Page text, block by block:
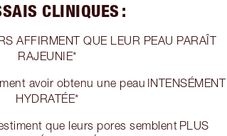
CLINIQUES :
AFFIRMENT QUE LEUR PEAU PARAÎT
RAJEUNIE*
avoir obtenu une peau INTENSÉMENT
HYDRATÉE*
que leurs pores semblent PLUS